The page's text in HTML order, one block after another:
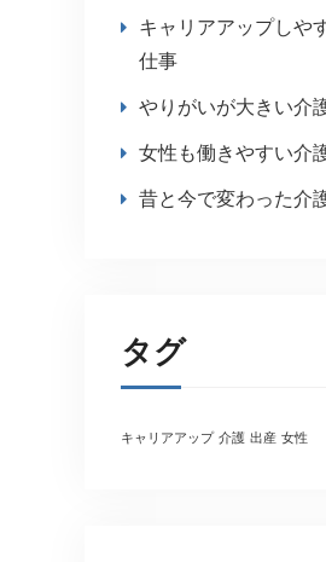
キャリアアップしや
仕事
やりがいが大きい介
女性も働きやすい介
昔と今で変わった介
タグ
キャリアアップ 介護 出産 女性